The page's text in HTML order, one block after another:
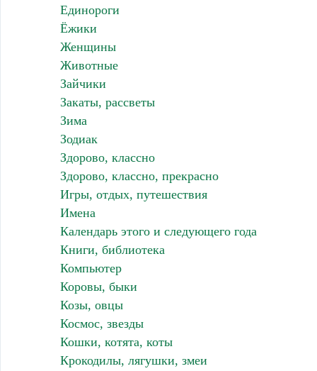
Единороги
Ёжики
Женщины
Животные
Зайчики
Закаты, рассветы
Зима
Зодиак
Здорово, классно
Здорово, классно, прекрасно
Игры, отдых, путешествия
Имена
Календарь этого и следующего года
Книги, библиотека
Компьютер
Коровы, быки
Козы, овцы
Космос, звезды
Кошки, котята, коты
Крокодилы, лягушки, змеи